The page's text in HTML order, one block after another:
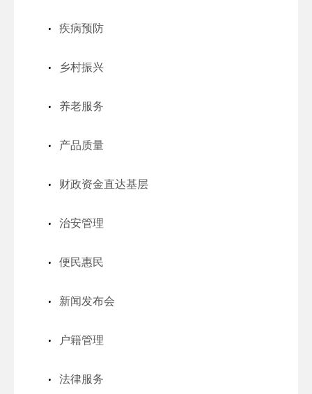
疾病预防
乡村振兴
养老服务
产品质量
财政资金直达基层
治安管理
便民惠民
新闻发布会
户籍管理
法律服务